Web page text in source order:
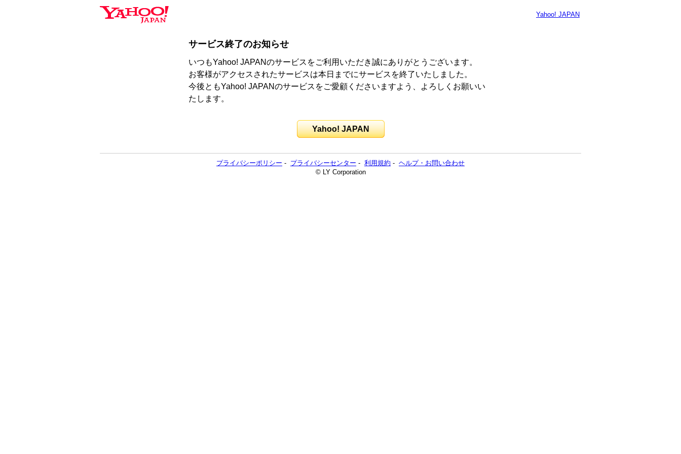
Yahoo! JAPAN
サービス終了のお知らせ
いつもYahoo! JAPANのサービスをご利用いただき誠にありがとうございます。
お客様がアクセスされたサービスは本日までにサービスを終了いたしました。
今後ともYahoo! JAPANのサービスをご愛顧くださいますよう、よろしくお願いい
たします。
Yahoo! JAPAN
プライバシーポリシー - プライバシーセンター - 利用規約 - ヘルプ・お問い合わせ
© LY Corporation